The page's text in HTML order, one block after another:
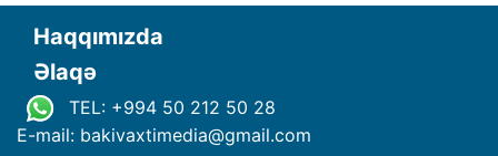
Haqqımızda
Əlaqə
TEL: +994 50 212 50 28
E-mail: bakivaxtimedia@gmail.com